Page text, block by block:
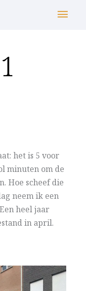
het is 5 voor
minuten om de
Hoe scheef die
neem ik een
heel jaar
in april.